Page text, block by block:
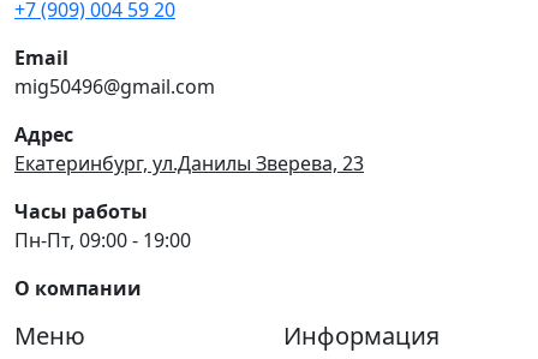
+7 (909) 004 59 20
Email
mig50496@gmail.com
Адрес
Екатеринбург, ул.Данилы Зверева, 23
Часы работы
Пн-Пт, 09:00 - 19:00
О компании
Меню Информация